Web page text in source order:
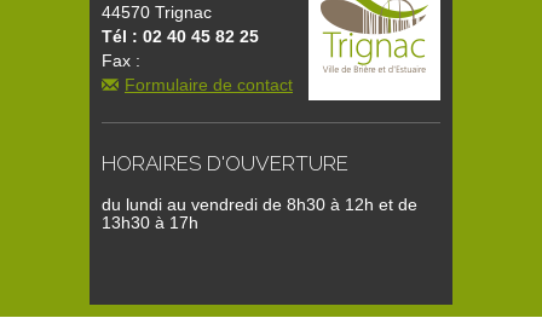
44570 Trignac
Tél : 02 40 45 82 25
Fax :
Formulaire de contact
HORAIRES D'OUVERTURE
du lundi au vendredi de 8h30 à 12h et de
13h30 à 17h